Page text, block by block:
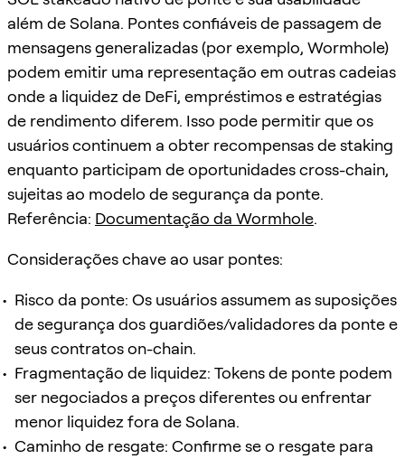
além de Solana. Pontes confiáveis de passagem de
mensagens generalizadas (por exemplo, Wormhole)
podem emitir uma representação em outras cadeias
onde a liquidez de DeFi, empréstimos e estratégias
de rendimento diferem. Isso pode permitir que os
usuários continuem a obter recompensas de staking
enquanto participam de oportunidades cross-chain,
sujeitas ao modelo de segurança da ponte.
Referência: Documentação da Wormhole.
Considerações chave ao usar pontes:
Risco da ponte: Os usuários assumem as suposições
de segurança dos guardiões/validadores da ponte e
seus contratos on-chain.
Fragmentação de liquidez: Tokens de ponte podem
ser negociados a preços diferentes ou enfrentar
menor liquidez fora de Solana.
Caminho de resgate: Confirme se o resgate para